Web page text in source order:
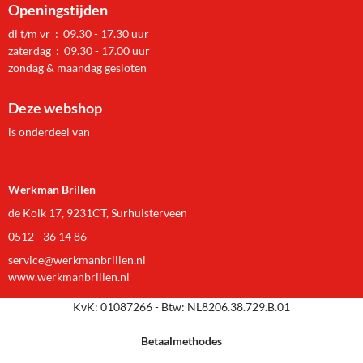
Openingstijden
di t/m vr : 09.30 - 17.30 uur
zaterdag : 09.30 - 17.00 uur
zondag & maandag gesloten
Deze webshop
is onderdeel van
Werkman Brillen
de Kolk 17, 9231CT, Surhuisterveen
0512 - 36 14 86
service@werkmanbrillen.nl
www.werkmanbrillen.nl
KvK: 01087266 - Btw: NL8206.38.729.B.01
Betaalmethodes